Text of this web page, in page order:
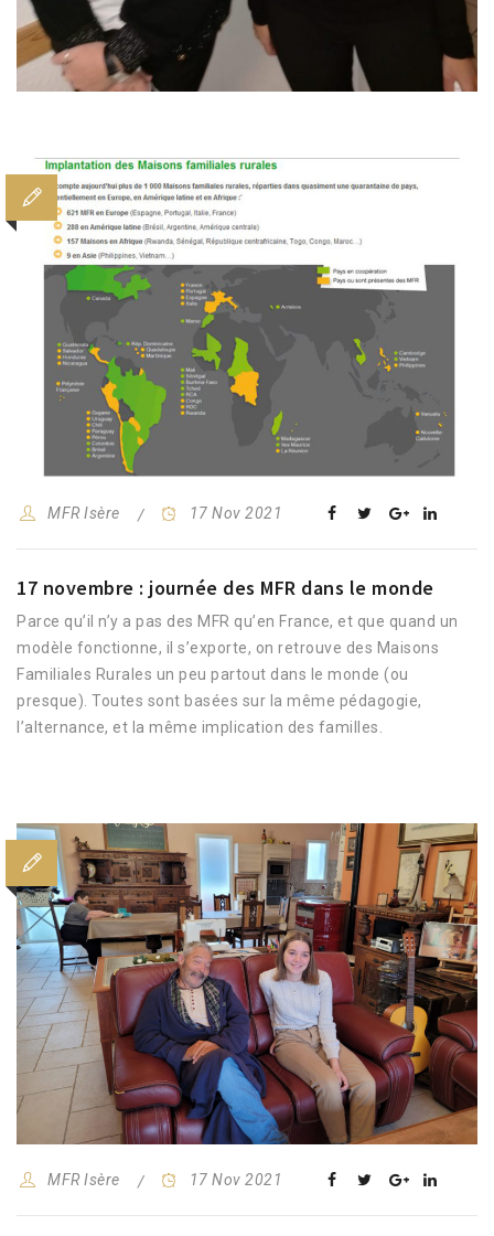
MFR Isère 17 Nov 2021
17 novembre : journée des MFR dans le monde
Parce qu’il n’y a pas des MFR qu’en France, et que quand un
modèle fonctionne, il s’exporte, on retrouve des Maisons
Familiales Rurales un peu partout dans le monde (ou
presque). Toutes sont basées sur la même pédagogie,
l’alternance, et la même implication des familles.
MFR Isère 17 Nov 2021